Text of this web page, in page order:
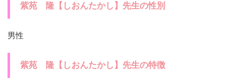
紫苑 隆【しおんたかし】先生の性別
男性
紫苑 隆【しおんたかし】先生の特徴